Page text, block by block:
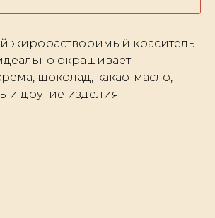
жирорастворимый краситель
окрашивает
шоколад, какао-масло,
и другие изделия.